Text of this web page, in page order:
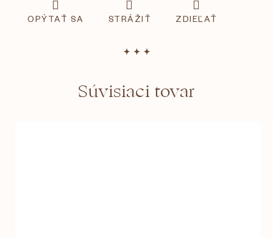
OPÝTAŤ SA STRÁŽIŤ ZDIEĽAŤ
Súvisiaci tovar